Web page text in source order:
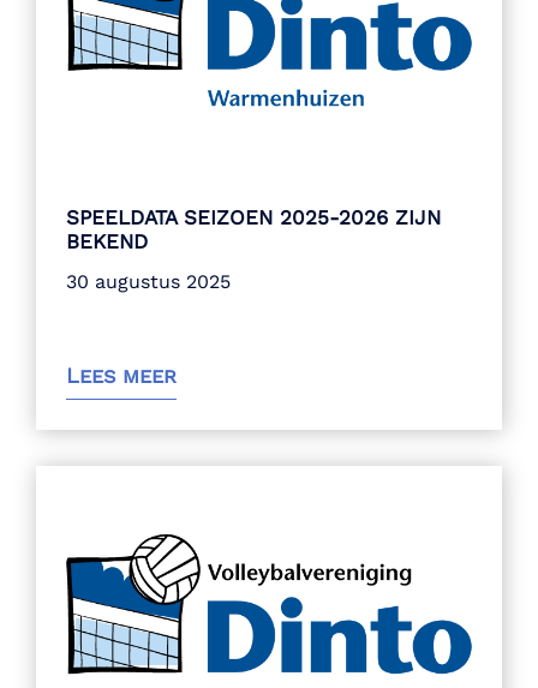
SPEELDATA SEIZOEN 2025-2026 ZIJN
BEKEND
30 augustus 2025
Lees meer